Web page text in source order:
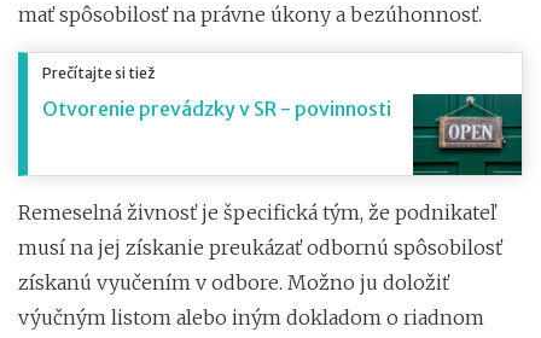
mať spôsobilosť na právne úkony a bezúhonnosť.
Prečítajte si tiež
Otvorenie prevádzky v SR - povinnosti
Remeselná živnosť je špecifická tým, že podnikateľ
musí na jej získanie preukázať odbornú spôsobilosť
získanú vyučením v odbore. Možno ju doložiť
výučným listom alebo iným dokladom o riadnom